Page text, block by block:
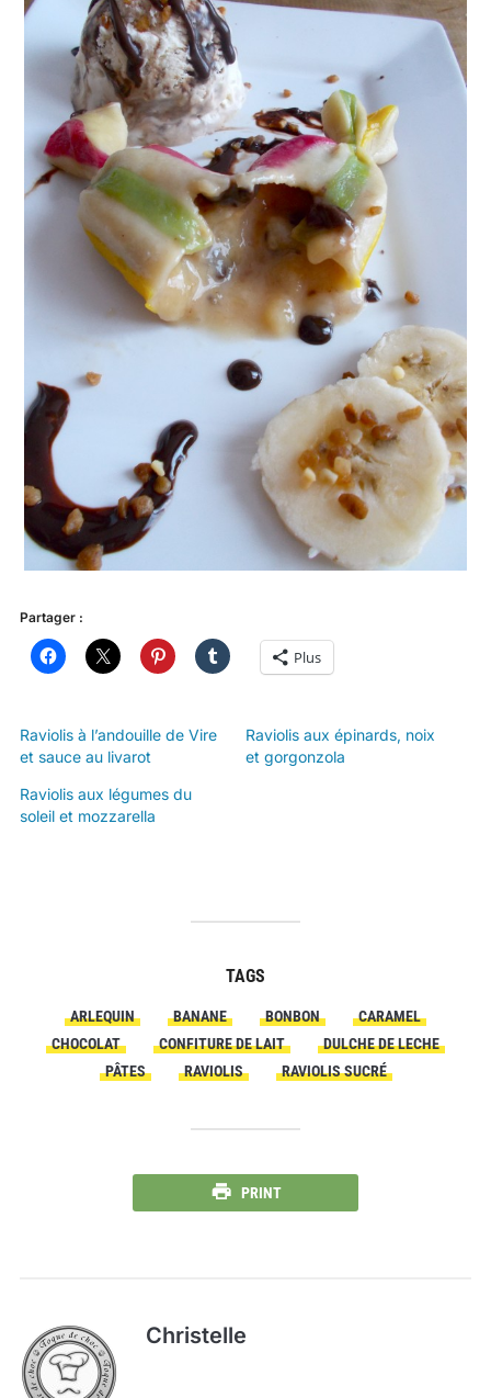
Partager :
Plus
Raviolis à l’andouille de Vire
et sauce au livarot
Raviolis aux épinards, noix
et gorgonzola
Raviolis aux légumes du
soleil et mozzarella
TAGS
ARLEQUIN BANANE BONBON
CARAMEL
CHOCOLAT
CONFITURE DE LAIT
DULCHE DE LECHE
PÂTES
RAVIOLIS RAVIOLIS SUCRÉ
PRINT
Christelle